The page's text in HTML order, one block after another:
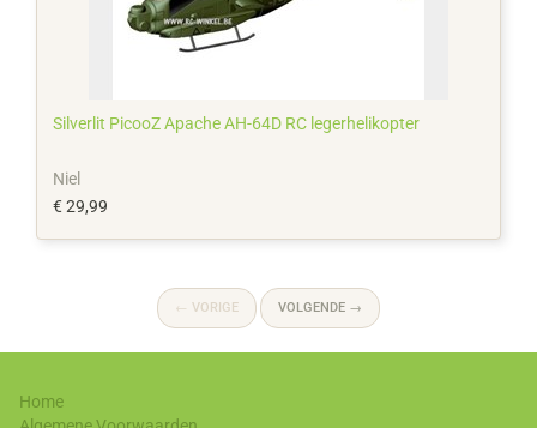
Silverlit PicooZ Apache AH-64D RC legerhelikopter
Niel
€ 29,99
← VORIGE VOLGENDE →
Home